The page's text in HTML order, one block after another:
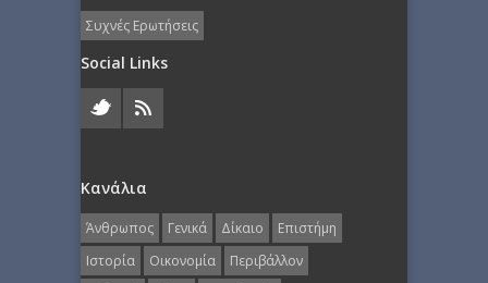
Συχνές Ερωτήσεις
Social Links
Κανάλια
Άνθρωπος Γενικά Δίκαιο
Επιστήμη
Ιστορία
Οικονομία
Περιβάλλον